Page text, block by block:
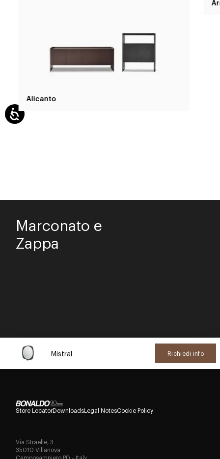
Alicanto
Marconato e
Zappa
Mistral Richiedi info
Store LocatorDownloadsLegal NotesCookie Policy
Via Straelle, 3
35010 Villanova